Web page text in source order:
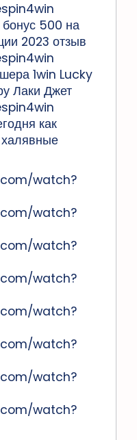
500 на
2023 отзыв
1win Lucky
Лаки Джет
как
watch?
watch?
watch?
watch?
watch?
watch?
watch?
watch?